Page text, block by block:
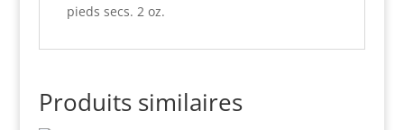
pieds secs. 2 oz.
Produits similaires